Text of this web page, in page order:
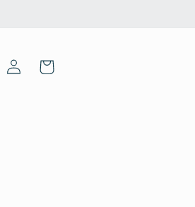
Iniciar
sessão
Carrinho